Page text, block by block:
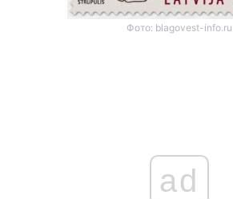
Фото: blagovest-info.ru
ad